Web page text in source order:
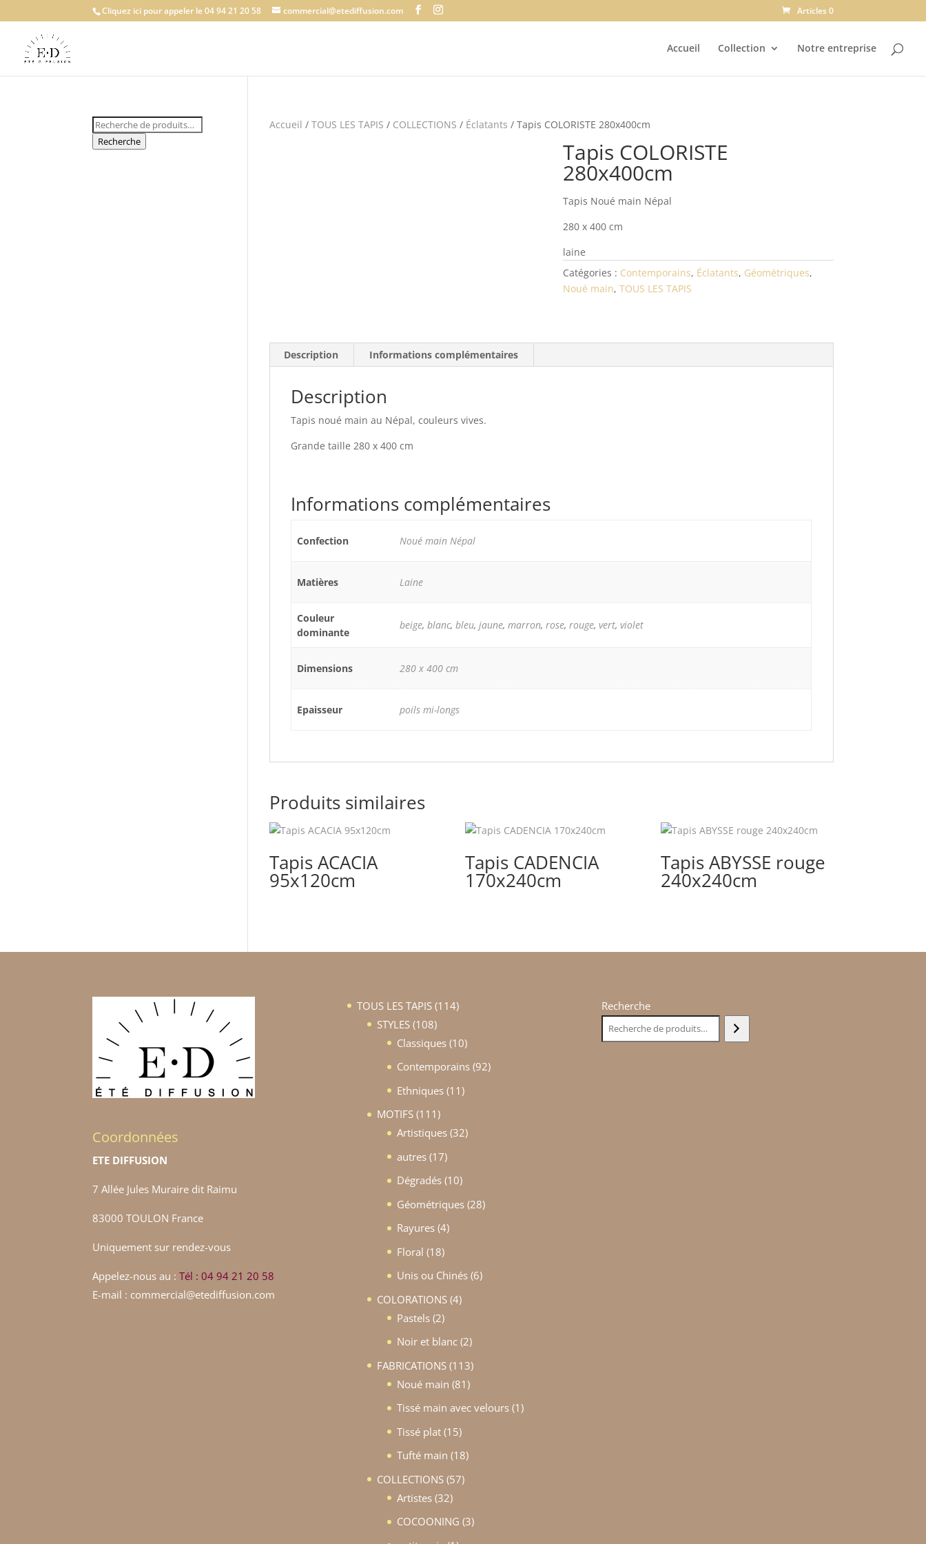
Cliquez ici pour appeler le 04 94 21 20 58 commercial@etediffusion.com Articles 0
Accueil Collection Notre entreprise
Accueil /TOUS LES TAPIS / COLLECTIONS / Éclatants / Tapis COLORISTE 280x400cm
Tapis COLORISTE
280x400cm
Tapis Noué main Népal
280 x 400 cm
laine
Catégories : Contemporains, Éclatants, Géométriques,
Noué main, TOUS LES TAPIS
Description Informations complémentaires
Description
Tapis noué main au Népal, couleurs vives.
Grande taille 280 x 400 cm
Informations complémentaires
Confection Noué main Népal
Matières Laine
Couleur
dominante
beige,blanc,bleu,jaune,marron,rose,rouge,vert,violet
Dimensions 280 x 400 cm
Epaisseur poils mi-longs
Produits similaires
Tapis ACACIA
95x120cm
Tapis CADENCIA
170x240cm
Tapis ABYSSE rouge
240x240cm
Recherche
pour :
Recherche
Coordonnées
ETE DIFFUSION
7 Allée Jules Muraire dit Raimu
83000 TOULON France
Uniquement sur rendez-vous
Appelez-nous au :Tél : 04 94 21 20 58
E-mail : commercial@etediffusion.com
TOUS LES TAPIS 114114
STYLES 108108
produits
Classiques 1010
produits
Contemporains 9292
Ethniques 1111
MOTIFS 111111
produits
Artistiques 3232
autres 1717
produits
Dégradés 1010
produits
Géométriques 2828
Rayures 44
Floral 1818
produits
Unis ou Chinés 66
COLORATIONS 44
Pastels 22
produits
Noir et blanc 22
produits
FABRICATIONS 113113
produits
Noué main 8181
produits
Tissé main avec velours 11
Tissé plat 1515
produits
Tufté main 1818
COLLECTIONS 5757
Artistes 3232
produits
COCOONING 33
Recherche